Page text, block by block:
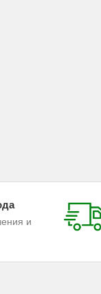
и